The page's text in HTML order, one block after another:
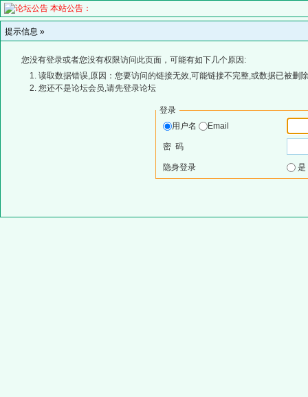
本站公告：
提示信息 »
您没有登录或者您没有权限访问此页面，可能有如下几个原因:
读取数据错误,原因：您要访问的链接无效,可能链接不完整,或数据已被删
您还不是论坛会员,请先登录论坛
登录
用户名
Email
密 码
隐身登录